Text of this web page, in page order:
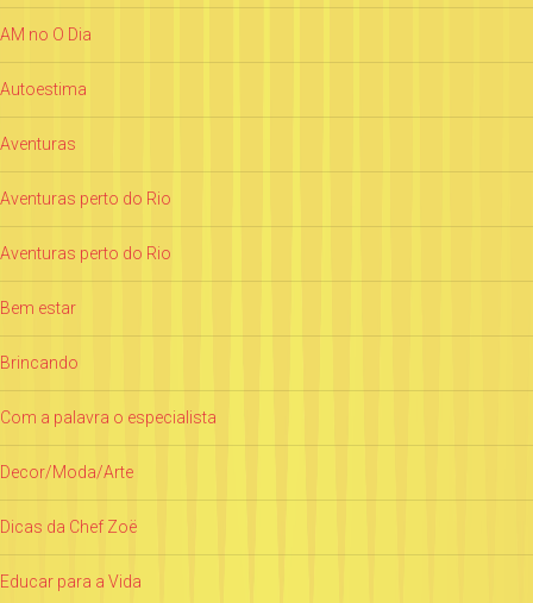
AM no O Dia
Autoestima
Aventuras
Aventuras perto do Rio
Aventuras perto do Rio
Bem estar
Brincando
Com a palavra o especialista
Decor/Moda/Arte
Dicas da Chef Zoë
Educar para a Vida